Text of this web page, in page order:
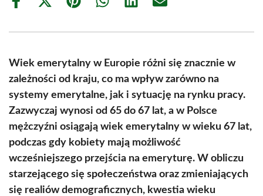
Share
Share
(Twitter)
Share Share Share Share
Wiek emerytalny w Europie różni się znacznie w
zależności od kraju, co ma wpływ zarówno na
systemy emerytalne, jak i sytuację na rynku pracy.
Zazwyczaj wynosi od 65 do 67 lat, a w Polsce
mężczyźni osiągają wiek emerytalny w wieku 67 lat,
podczas gdy kobiety mają możliwość
wcześniejszego przejścia na emeryturę. W obliczu
starzejącego się społeczeństwa oraz zmieniających
się realiów demograficznych, kwestia wieku